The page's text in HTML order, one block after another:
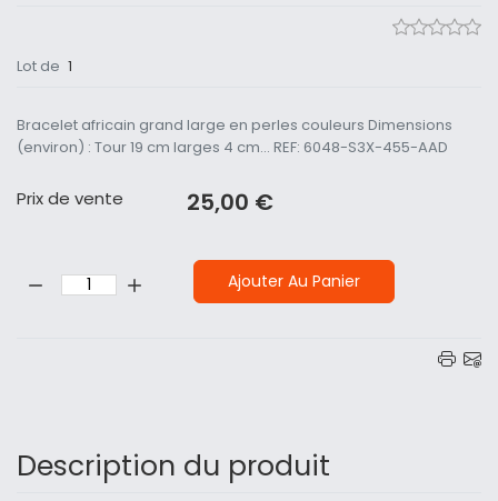
Lot de 1
Bracelet africain grand large en perles couleurs Dimensions
(environ) : Tour 19 cm larges 4 cm... REF: 6048-S3X-455-AAD
Prix ​​de vente 25,00 €
Ajouter Au Panier
Description du produit